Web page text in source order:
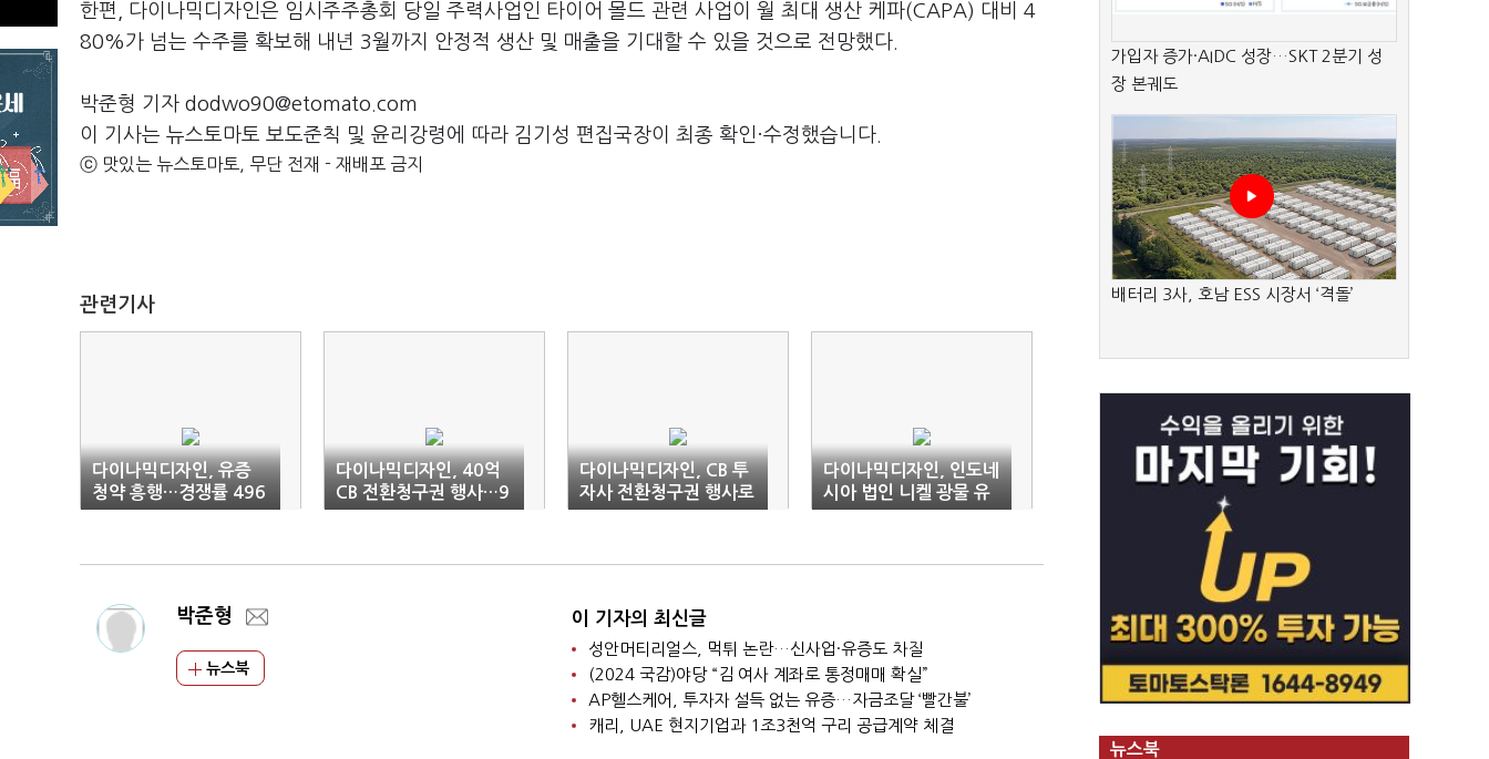
한편, 다이나믹디자인은 임시주주총회 당일 주력사업인 타이어 몰드 관련 사업이 월 최대 생산 케파(CAPA) 대비 4
80%가 넘는 수주를 확보해 내년 3월까지 안정적 생산 및 매출을 기대할 수 있을 것으로 전망했다.
박준형 기자 dodwo90@etomato.com
이 기사는 뉴스토마토 보도준칙 및 윤리강령에 따라 김기성 편집국장이 최종 확인·수정했습니다.
ⓒ 맛있는 뉴스토마토, 무단 전재 - 재배포 금지
관련기사
다이나믹디자인, 유증
청약 흥행…경쟁률 496
대 1
다이나믹디자인, 40억
CB 전환청구권 행사…9
월7일 상장 예정
다이나믹디자인, CB 투
자사 전환청구권 행사로
재무구조 개선
다이나믹디자인, 인도네
시아 법인 니켈 광물 유
통 라이센스 취득 준비
박준형
뉴스북
이 기자의 최신글
성안머티리얼스, 먹튀 논란…신사업·유증도 차질
(2024 국감)야당 “김 여사 계좌로 통정매매 확실”
AP헬스케어, 투자자 설득 없는 유증…자금조달 ‘빨간불’
캐리, UAE 현지기업과 1조3천억 구리 공급계약 체결
가입자 증가·AIDC 성장…SKT 2분기 성
장 본궤도
배터리 3사, 호남 ESS 시장서 ‘격돌’
뉴스북